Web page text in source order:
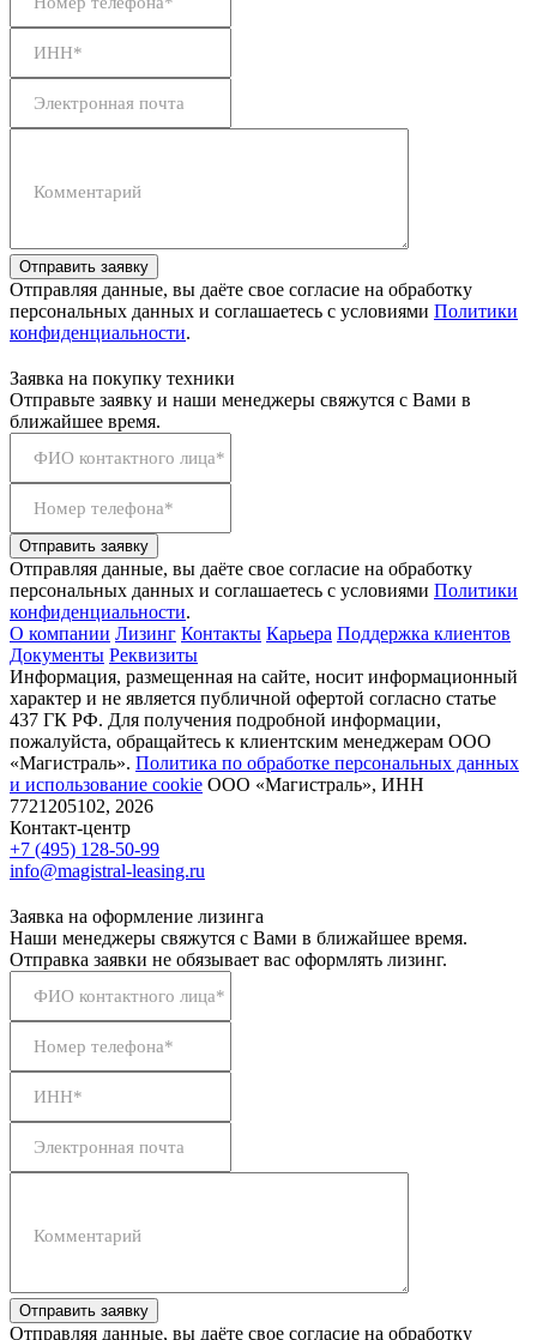
ИНН*
Электронная почта
Комментарий
Отправить заявку
Отправляя данные, вы даёте свое согласие на обработку
персональных данных и соглашаетесь с условиями Политики
конфиденциальности.
Заявка на покупку техники
Отправьте заявку и наши менеджеры свяжутся с Вами в
ближайшее время.
ФИО контактного лица*
Номер телефона*
Отправить заявку
Отправляя данные, вы даёте свое согласие на обработку
персональных данных и соглашаетесь с условиями Политики
конфиденциальности.
О компании Лизинг Контакты Карьера Поддержка клиентов
Документы Реквизиты
Информация, размещенная на сайте, носит информационный
характер и не является публичной офертой согласно статье
437 ГК РФ. Для получения подробной информации,
пожалуйста, обращайтесь к клиентским менеджерам ООО
«Магистраль». Политика по обработке персональных данных
и использование сookie ООО «Магистраль», ИНН
7721205102, 2026
Контакт-центр
+7 (495) 128-50-99
info@magistral-leasing.ru
Заявка на оформление лизинга
Наши менеджеры свяжутся с Вами в ближайшее время.
Отправка заявки не обязывает вас оформлять лизинг.
ФИО контактного лица*
Номер телефона*
ИНН*
Электронная почта
Комментарий
Отправить заявку
Отправляя данные, вы даёте свое согласие на обработку